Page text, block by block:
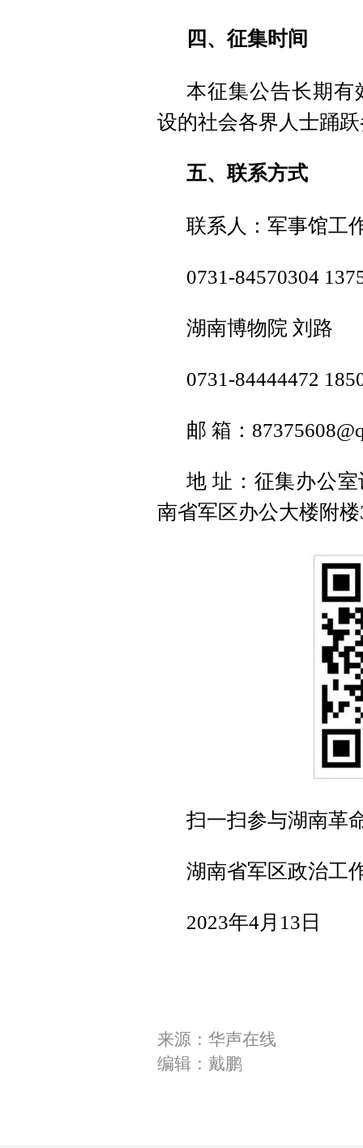
四、征集时间
本征集公告长期有
设的社会各界人士踊
五、联系方式
联系人：军事馆工
0731-84570304
湖南博物院 刘路
0731-84444472
邮 箱：
地 址：征集办公
南省军区办公大楼附
扫一扫参与湖南革
湖南省军区政治工
2023年4月13日
来源：华声在线
编辑：戴鹏